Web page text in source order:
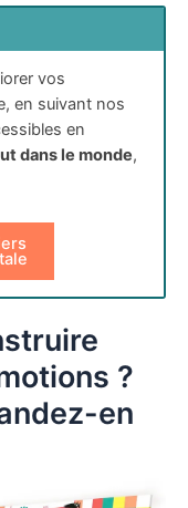
vos
en suivant nos
en
dans le monde,
?
en